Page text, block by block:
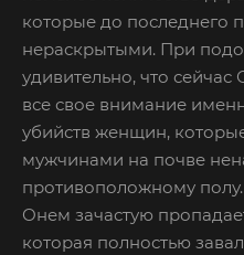
которые до последнего
нераскрытыми. При
удивительно, что
все свое внимание
убийств женщин,
мужчинами на почве
противоположному
Онем зачастую
которая полностью